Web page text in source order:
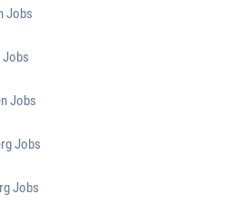
Jobs
Jobs
Jobs
Jobs
Jobs